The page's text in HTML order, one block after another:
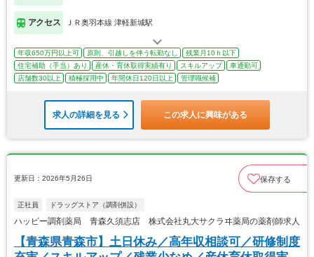
アクセス ＪＲ奥羽本線 津軽新城駅
年収650万円以上可 原則、引越しを伴う転勤なし
残業月10ｈ以下
住宅補助（手当）あり
産休・育休取得実績有り スキルアップ
車通勤可
店舗数30以上
積極採用中 年間休日120日以上 管理職候補
求人の詳細を見る この求人に興味がある
更新日：2026年5月26日 保存する
正社員 ドラッグストア（調剤併設）
ハッピー調剤薬局 青森久須志店 株式会社丸大サクラヰ薬局の薬剤師求人
【青森県青森市】土日休み／高年収相談可／研修制度